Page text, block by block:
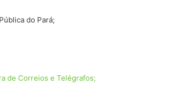
do Pará;
de Correios e Telégrafos;